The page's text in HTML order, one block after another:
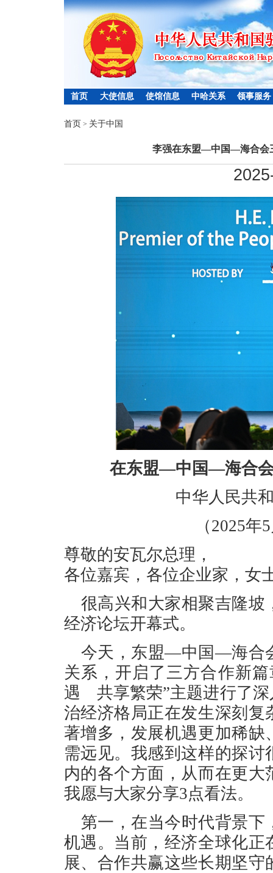
首页 大使信息 使馆信息 中哈关系 领事服务
首页 > 关于中国
李强在东盟—中国—海合会
在东盟—中国—海合会
中华人民共
（2025
尊敬的安瓦尔总理，
各位嘉宾，各位企业家，女
很高兴和大家相聚吉隆
经济论坛开幕式。
今天，东盟—中国—海合
关系，开启了三方合作新
遇 共享繁荣”主题进行了深
治经济格局正在发生深刻
著增多，发展机遇更加稀
需远见。我感到这样的探
内的各个方面，从而在更
我愿与大家分享3点看法。
第一，在当今时代背景
机遇。当前，经济全球化
展、合作共赢这些长期坚